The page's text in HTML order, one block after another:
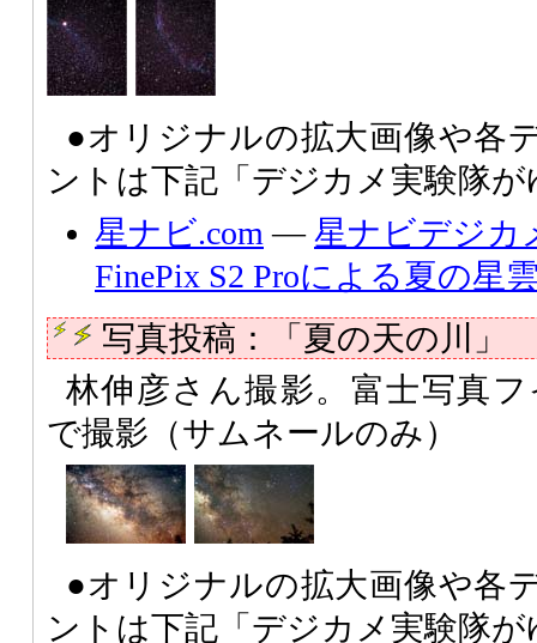
●オリジナルの拡大画像や各
ントは下記「デジカメ実験隊
星ナビ.com ―星ナビデジカ
FinePix S2 Proによる夏の星
写真投稿：「夏の天の川」
林伸彦さん撮影。富士写真フ
で撮影（サムネールのみ）
●オリジナルの拡大画像や各
ントは下記「デジカメ実験隊